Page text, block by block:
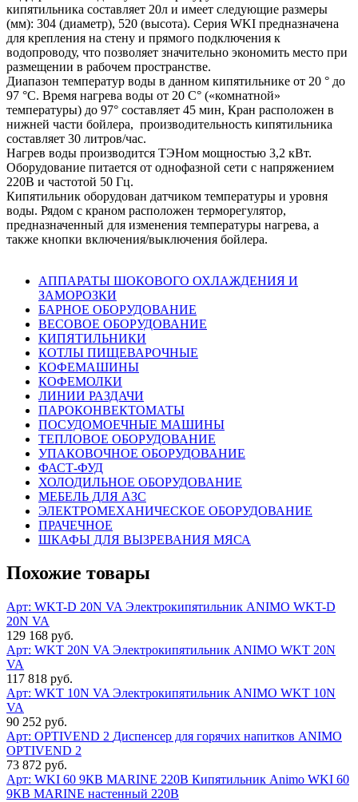
кипятильника составляет 20л и имеет следующие размеры
(мм): 304 (диаметр), 520 (высота). Серия WKI предназначена
для крепления на стену и прямого подключения к
водопроводу, что позволяет значительно экономить место при
размещении в рабочем пространстве.
Диапазон температур воды в данном кипятильнике от 20 ° до
97 °С. Время нагрева воды от 20 С° («комнатной»
температуры) до 97° составляет 45 мин, Кран расположен в
нижней части бойлера, производительность кипятильника
составляет 30 литров/час.
Нагрев воды производится ТЭНом мощностью 3,2 кВт.
Оборудование питается от однофазной сети с напряжением
220В и частотой 50 Гц.
Кипятильник оборудован датчиком температуры и уровня
воды. Рядом с краном расположен терморегулятор,
предназначенный для изменения температуры нагрева, а
также кнопки включения/выключения бойлера.
АППАРАТЫ ШОКОВОГО ОХЛАЖДЕНИЯ И
ЗАМОРОЗКИ
БАРНОЕ ОБОРУДОВАНИЕ
ВЕСОВОЕ ОБОРУДОВАНИЕ
КИПЯТИЛЬНИКИ
КОТЛЫ ПИЩЕВАРОЧНЫЕ
КОФЕМАШИНЫ
КОФЕМОЛКИ
ЛИНИИ РАЗДАЧИ
ПАРОКОНВЕКТОМАТЫ
ПОСУДОМОЕЧНЫЕ МАШИНЫ
ТЕПЛОВОЕ ОБОРУДОВАНИЕ
УПАКОВОЧНОЕ ОБОРУДОВАНИЕ
ФАСТ-ФУД
ХОЛОДИЛЬНОЕ ОБОРУДОВАНИЕ
МЕБЕЛЬ ДЛЯ АЗС
ЭЛЕКТРОМЕХАНИЧЕСКОЕ ОБОРУДОВАНИЕ
ПРАЧЕЧНОЕ
ШКАФЫ ДЛЯ ВЫЗРЕВАНИЯ МЯСА
Похожие товары
Арт: WKT-D 20N VA Электрокипятильник ANIMO WKT-D
20N VA
129 168 руб.
Арт: WKT 20N VA Электрокипятильник ANIMO WKT 20N
VA
117 818 руб.
Арт: WKT 10N VA Электрокипятильник ANIMO WKT 10N
VA
90 252 руб.
Арт: OPTIVEND 2 Диспенсер для горячих напитков ANIMO
OPTIVEND 2
73 872 руб.
Арт: WKI 60 9КВ MARINE 220В Кипятильник Animo WKI 60
9КВ MARINE настенный 220В